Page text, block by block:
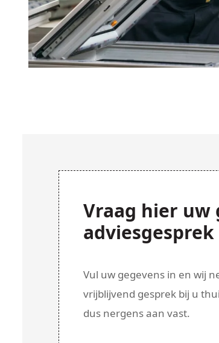
Vraag hier uw
adviesgesprek
Vul uw gegevens in en wij
vrijblijvend gesprek bij u
dus nergens aan vast.